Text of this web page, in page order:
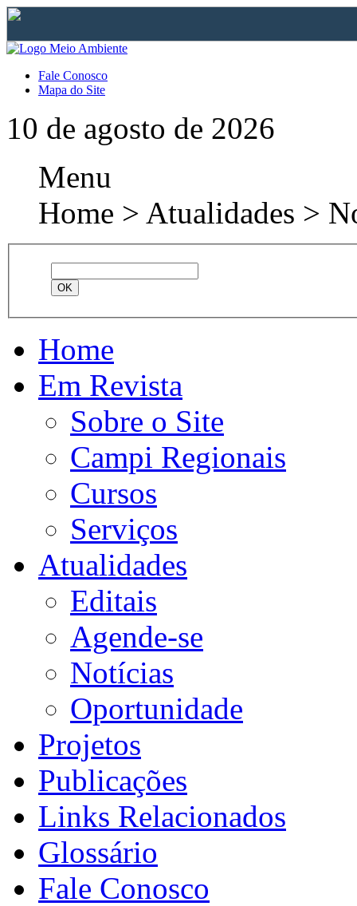
Fale Conosco
Mapa do Site
10 de agosto de 2026
Menu
Home > Atualidades >
Home
Em Revista
Sobre o Site
Campi Regionais
Cursos
Serviços
Atualidades
Editais
Agende-se
Notícias
Oportunidade
Projetos
Publicações
Links Relacionados
Glossário
Fale Conosco